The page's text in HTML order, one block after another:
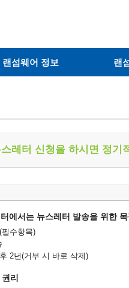
랜섬웨어 정보 랜
레터 신청을 하시면 정기
에서는 뉴스레터 발송을 위한
수항목)
2년(거부 시 바로 삭제)
리